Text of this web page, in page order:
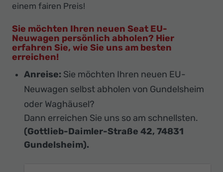
einem fairen Preis!
Sie möchten Ihren neuen Seat EU-
Neuwagen persönlich abholen? Hier
erfahren Sie, wie Sie uns am besten
erreichen!
Anreise: Sie möchten Ihren neuen EU-
Neuwagen selbst abholen von Gundelsheim
oder Waghäusel?
Dann erreichen Sie uns so am schnellsten.
(Gottlieb-Daimler-Straße 42, 74831
Gundelsheim).